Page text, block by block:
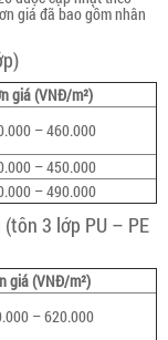
giá đã bao gồm nhân
giá (VNĐ/m²)
– 460.000
– 450.000
– 490.000
3 lớp PU – PE
giá (VNĐ/m²)
– 620.000